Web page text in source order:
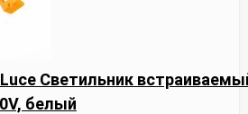
Светильник
белый